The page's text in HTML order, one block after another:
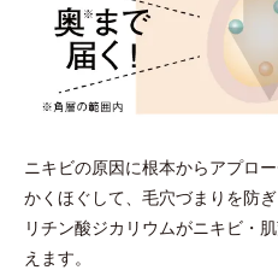
ニキビの原因に根本からアプロ
かくほぐして、毛穴づまりを防
リチン酸ジカリウムがニキビ・
えます。